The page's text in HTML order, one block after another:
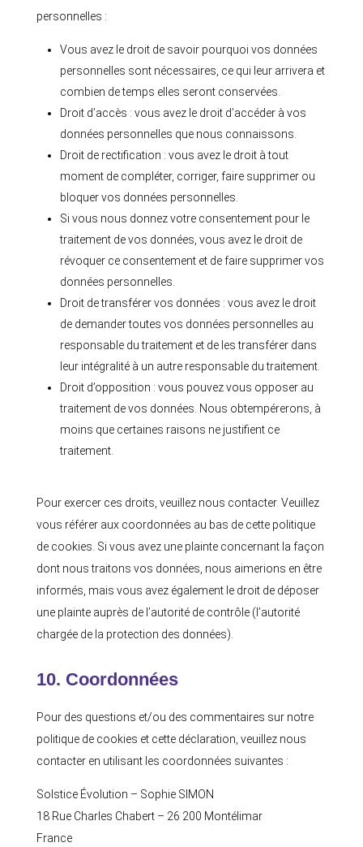
personnelles :
Vous avez le droit de savoir pourquoi vos données
personnelles sont nécessaires, ce qui leur arrivera et
combien de temps elles seront conservées.
Droit d’accès : vous avez le droit d’accéder à vos
données personnelles que nous connaissons.
Droit de rectification : vous avez le droit à tout
moment de compléter, corriger, faire supprimer ou
bloquer vos données personnelles.
Si vous nous donnez votre consentement pour le
traitement de vos données, vous avez le droit de
révoquer ce consentement et de faire supprimer vos
données personnelles.
Droit de transférer vos données : vous avez le droit
de demander toutes vos données personnelles au
responsable du traitement et de les transférer dans
leur intégralité à un autre responsable du traitement.
Droit d’opposition : vous pouvez vous opposer au
traitement de vos données. Nous obtempérerons, à
moins que certaines raisons ne justifient ce
traitement.
Pour exercer ces droits, veuillez nous contacter. Veuillez
vous référer aux coordonnées au bas de cette politique
de cookies. Si vous avez une plainte concernant la façon
dont nous traitons vos données, nous aimerions en être
informés, mais vous avez également le droit de déposer
une plainte auprès de l’autorité de contrôle (l’autorité
chargée de la protection des données).
10. Coordonnées
Pour des questions et/ou des commentaires sur notre
politique de cookies et cette déclaration, veuillez nous
contacter en utilisant les coordonnées suivantes :
Solstice Évolution – Sophie SIMON
18 Rue Charles Chabert – 26 200 Montélimar
France